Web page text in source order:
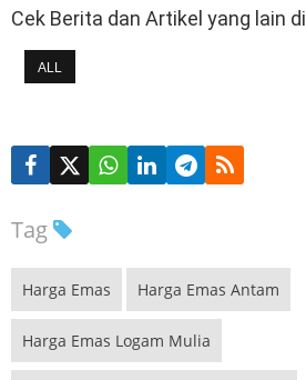
Cek Berita dan Artikel yang lain di
ALL
Tag
Harga Emas Harga Emas Antam
Harga Emas Logam Mulia